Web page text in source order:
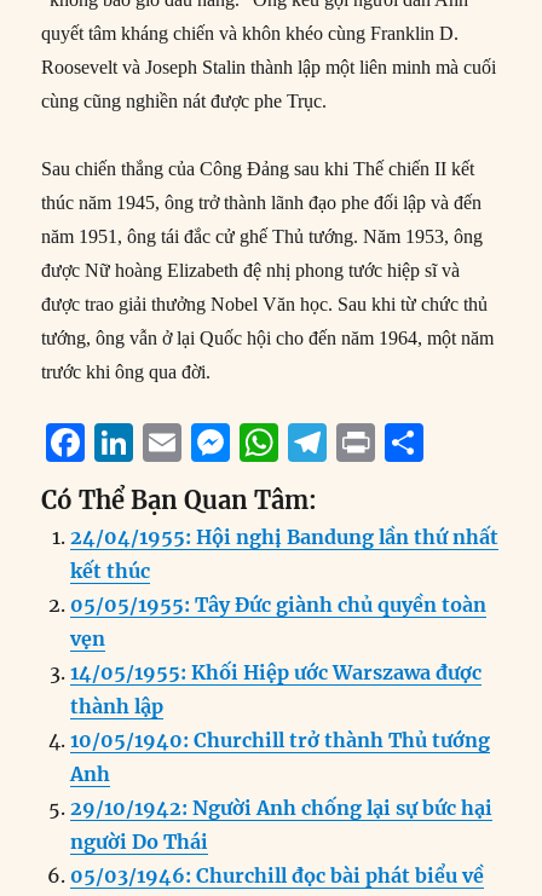
quyết tâm kháng chiến và khôn khéo cùng Franklin D.
Roosevelt và Joseph Stalin thành lập một liên minh mà cuối
cùng cũng nghiền nát được phe Trục.
Sau chiến thắng của Công Đảng sau khi Thế chiến II kết
thúc năm 1945, ông trở thành lãnh đạo phe đối lập và đến
năm 1951, ông tái đắc cử ghế Thủ tướng. Năm 1953, ông
được Nữ hoàng Elizabeth đệ nhị phong tước hiệp sĩ và
được trao giải thưởng Nobel Văn học. Sau khi từ chức thủ
tướng, ông vẫn ở lại Quốc hội cho đến năm 1964, một năm
trước khi ông qua đời.
F
a
c
e
b
o
o
k
Li
n
k
e
d
n
E
m
ai
l
M
ss
e
n
er
W
h
at
s
A
p
T
e
g
r
m
P
n
t
a
re
Có Thể Bạn Quan Tâm:
24/04/1955: Hội nghị Bandung lần thứ nhất
kết thúc
05/05/1955: Tây Đức giành chủ quyền toàn
vẹn
14/05/1955: Khối Hiệp ước Warszawa được
thành lập
10/05/1940: Churchill trở thành Thủ tướng
Anh
29/10/1942: Người Anh chống lại sự bức hại
người Do Thái
05/03/1946: Churchill đọc bài phát biểu về